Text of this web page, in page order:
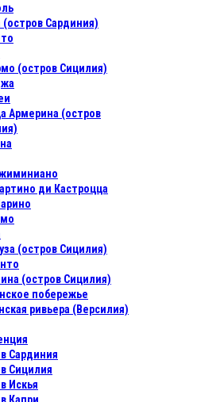
(остров Сардиния)
(остров Сицилия)
Армерина (остров
ди Кастроцца
(остров Сицилия)
(остров Сицилия)
побережье
ривьера (Версилия)
Сардиния
Сицилия
Искья